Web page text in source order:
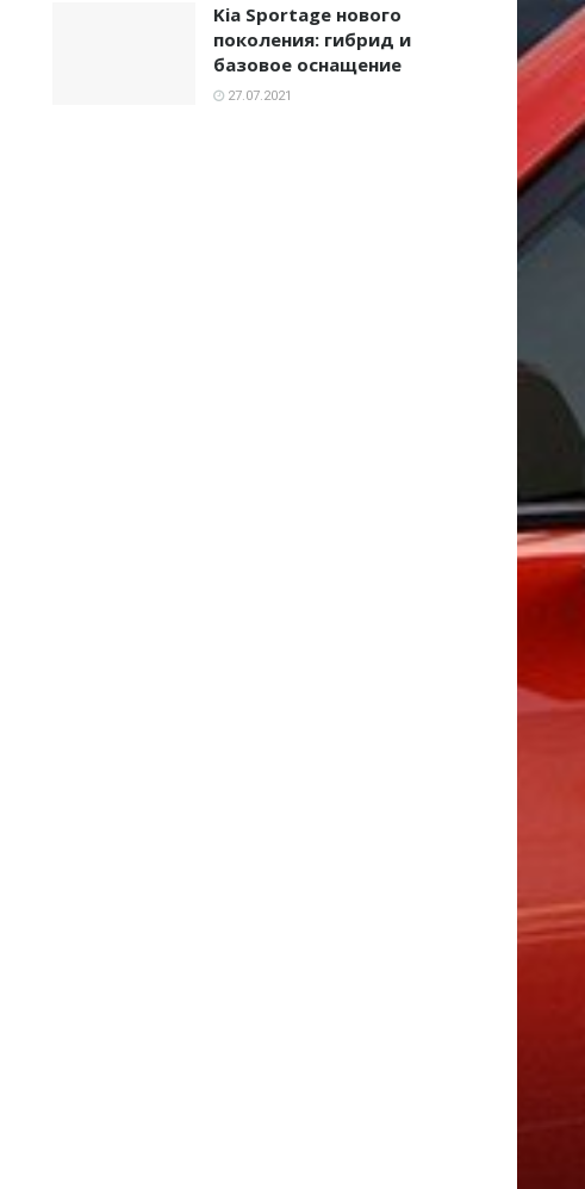
Kia Sportage нового
поколения: гибрид и
базовое оснащение
27.07.2021